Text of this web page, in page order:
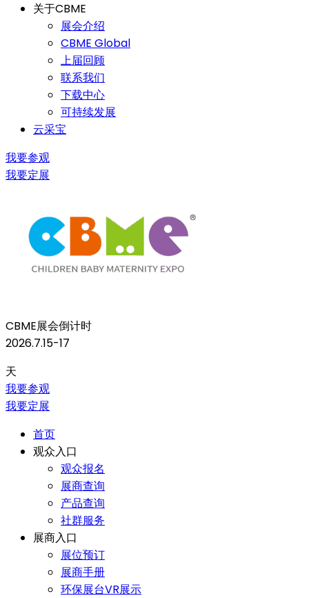
关于CBME
展会介绍
CBME Global
上届回顾
联系我们
下载中心
可持续发展
云采宝
我要参观
我要定展
CBME展会倒计时
2026.7.15-17
天
我要参观
我要定展
首页
观众入口
观众报名
展商查询
产品查询
社群服务
展商入口
展位预订
展商手册
环保展台VR展示